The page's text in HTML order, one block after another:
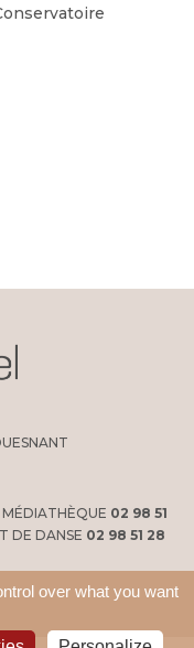
MÉDIATHÈQUE 02 98 51
DE DANSE 02 98 51 28
over what you want